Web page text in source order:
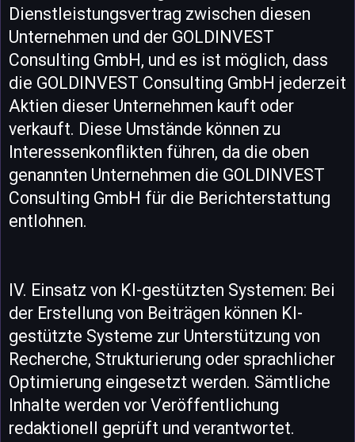
Dienstleistungsvertrag zwischen diesen
Unternehmen und der GOLDINVEST
Consulting GmbH, und es ist möglich, dass
die GOLDINVEST Consulting GmbH jederzeit
Aktien dieser Unternehmen kauft oder
verkauft. Diese Umstände können zu
Interessenkonflikten führen, da die oben
genannten Unternehmen die GOLDINVEST
Consulting GmbH für die Berichterstattung
entlohnen.
IV. Einsatz von KI-gestützten Systemen: Bei
der Erstellung von Beiträgen können KI-
gestützte Systeme zur Unterstützung von
Recherche, Strukturierung oder sprachlicher
Optimierung eingesetzt werden. Sämtliche
Inhalte werden vor Veröffentlichung
redaktionell geprüft und verantwortet.